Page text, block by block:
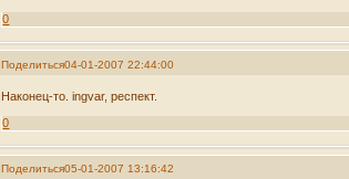
0
Поделиться04-01-2007 22:44:00
Наконец-то. ingvar, респект.
0
Поделиться05-01-2007 13:16:42